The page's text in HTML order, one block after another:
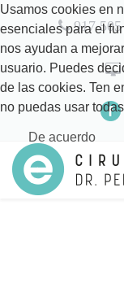
917
Usamos cookies en
esenciales para el
nos ayudan a
usuario. Puedes
de las cookies. Ten
no puedas usar
De acuerdo